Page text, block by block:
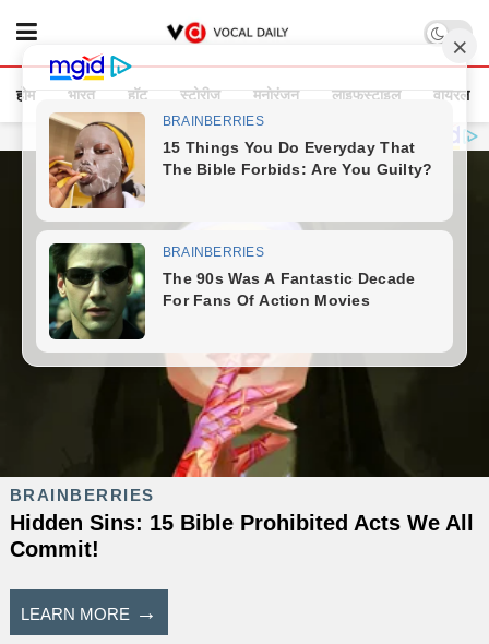
होम भारत हॉट स्टोरीज मनोरंजन लाइफस्टाइल वायरल